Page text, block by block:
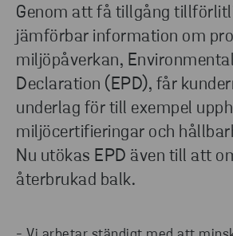
Genom att få tillgång
jämförbar information om
miljöpåverkan,
Declaration (EPD), får
underlag för till exempel
miljöcertifieringar och
Nu utökas EPD även till att
återbrukad balk.